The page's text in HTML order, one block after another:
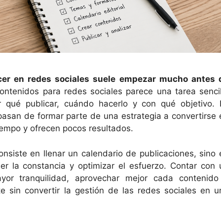
en redes sociales suele empezar mucho antes
para redes sociales parece una tarea
publicar, cuándo hacerlo y con qué objetivo.
de formar parte de una estrategia a convertirse
y ofrecen pocos resultados.
en llenar un calendario de publicaciones, sino
la constancia y optimizar el esfuerzo. Contar con
tranquilidad, aprovechar mejor cada
sin convertir la gestión de las redes sociales en